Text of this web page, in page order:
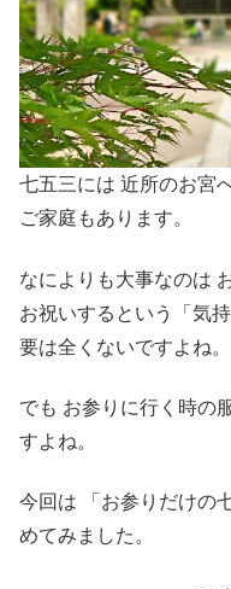
七五三には 近所のお宮
ご家庭もあります。
なによりも大事なのは
お祝いするという「気
要は全くないですよね。
でも お参りに行く時の
すよね。
今回は 「お参りだけの
めてみました。